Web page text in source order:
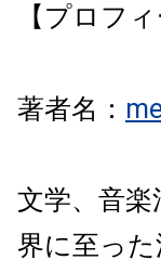
【プロフィ
著者名：
文学、音
界に至った